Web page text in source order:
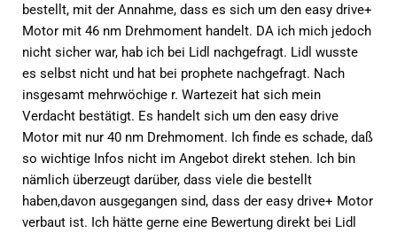
bestellt, mit der Annahme, dass es sich um den easy drive+
Motor mit 46 nm Drehmoment handelt. DA ich mich jedoch
nicht sicher war, hab ich bei Lidl nachgefragt. Lidl wusste
es selbst nicht und hat bei prophete nachgefragt. Nach
insgesamt mehrwöchige r. Wartezeit hat sich mein
Verdacht bestätigt. Es handelt sich um den easy drive
Motor mit nur 40 nm Drehmoment. Ich finde es schade, daß
so wichtige Infos nicht im Angebot direkt stehen. Ich bin
nämlich überzeugt darüber, dass viele die bestellt
haben,davon ausgegangen sind, dass der easy drive+ Motor
verbaut ist. Ich hätte gerne eine Bewertung direkt bei Lidl